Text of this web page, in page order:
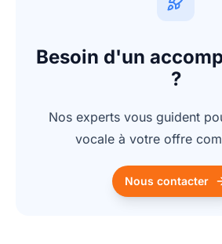
Besoin d'un
?
Nos experts vous guident
vocale à votre offre
Nous contacter